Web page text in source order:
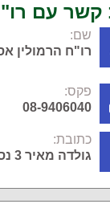
קשר עם
שם:
רו"ח הרמולין
פקס:
08-9406040
כתובת:
גולדה מאיר 3 נס ציונה 74140